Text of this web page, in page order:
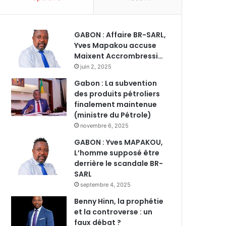
GABON : Affaire BR-SARL,
Yves Mapakou accuse
Maixent Accrombressi…
juin 2, 2025
Gabon : La subvention
des produits pétroliers
finalement maintenue
(ministre du Pétrole)
novembre 6, 2025
GABON : Yves MAPAKOU,
L’homme supposé être
derrière le scandale BR-
SARL
septembre 4, 2025
Benny Hinn, la prophétie
et la controverse : un
faux débat ?